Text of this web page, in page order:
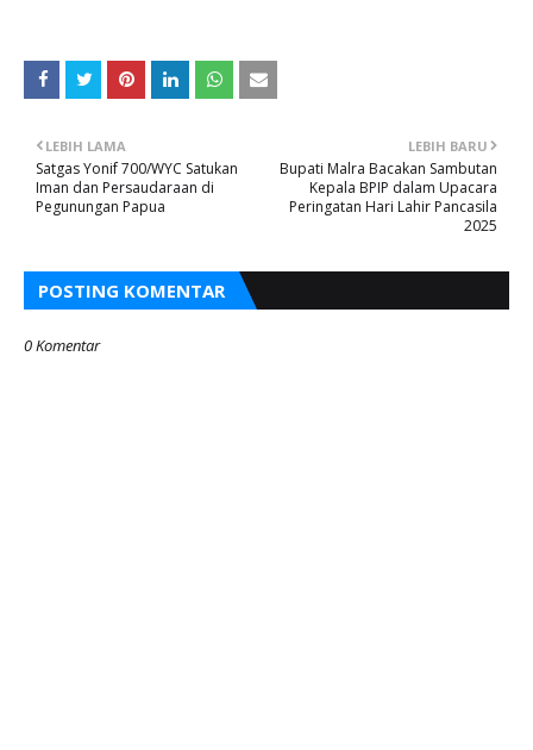
LEBIH BARU
Bupati Malra Bacakan Sambutan
Kepala BPIP dalam Upacara
Peringatan Hari Lahir Pancasila
2025
LEBIH LAMA
Satgas Yonif 700/WYC Satukan
Iman dan Persaudaraan di
Pegunungan Papua
POSTING KOMENTAR
0 Komentar